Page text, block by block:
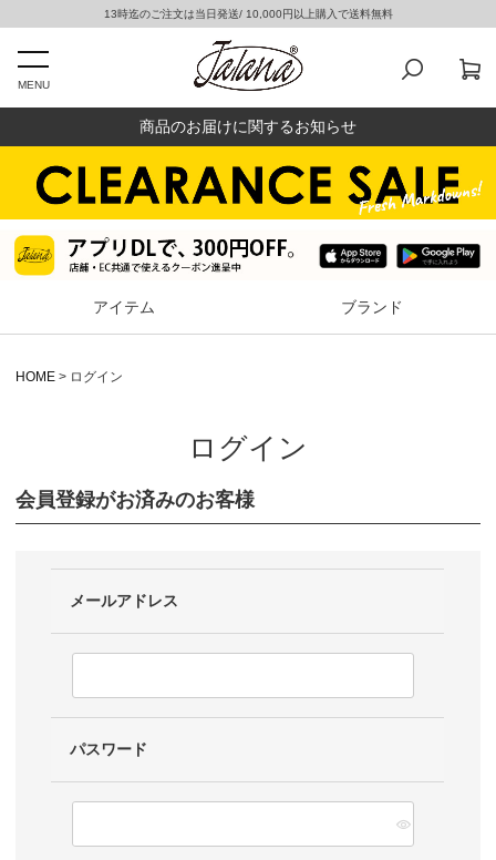
13時迄のご注文は当日発送/ 10,000円以上購入で送料無料
MENU
商品のお届けに関するお知らせ
アイテム ブランド
HOME ログイン
ログイン
会員登録がお済みのお客様
メールアドレス
パスワード